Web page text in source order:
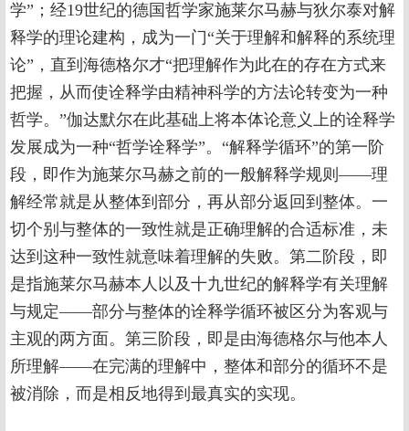
学”；经19世纪的德国哲学家施莱尔马赫与狄尔泰对解
释学的理论建构，成为一门“关于理解和解释的系统理
论”，直到海德格尔才“把理解作为此在的存在方式来
把握，从而使诠释学由精神科学的方法论转变为一种
哲学。”伽达默尔在此基础上将本体论意义上的诠释学
发展成为一种“哲学诠释学”。“解释学循环”的第一阶
段，即作为施莱尔马赫之前的一般解释学规则——理
解经常就是从整体到部分，再从部分返回到整体。一
切个别与整体的一致性就是正确理解的合适标准，未
达到这种一致性就意味着理解的失败。第二阶段，即
是指施莱尔马赫本人以及十九世纪的解释学有关理解
与规定——部分与整体的诠释学循环被区分为客观与
主观的两方面。第三阶段，即是由海德格尔与他本人
所理解——在完满的理解中，整体和部分的循环不是
被消除，而是相反地得到最真实的实现。